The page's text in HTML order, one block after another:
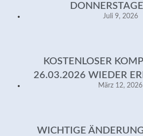
Juli 9, 2026
KOSTENLOSER
26.03.2026 WIEDER
März 12, 2026
WICHTIGE